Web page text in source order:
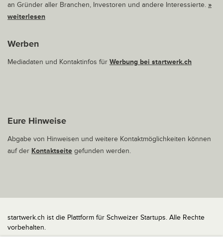
an Gründer aller Branchen, Investoren und andere Interessierte. »
weiterlesen
Werben
Mediadaten und Kontaktinfos für Werbung bei startwerk.ch
Eure Hinweise
Abgabe von Hinweisen und weitere Kontaktmöglichkeiten können
auf der Kontaktseite gefunden werden.
startwerk.ch ist die Plattform für Schweizer Startups. Alle Rechte
vorbehalten.